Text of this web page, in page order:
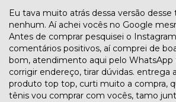
Eu tava muito atrás dessa versão desse
nenhum. Aí achei vocês no Google
Antes de comprar pesquisei o
comentários positivos, aí comprei de
bom, atendimento aqui pelo
corrigir endereço, tirar dúvidas. entrega
produto top top, curti muito a compra,
tênis vou comprar com vocês, tamo